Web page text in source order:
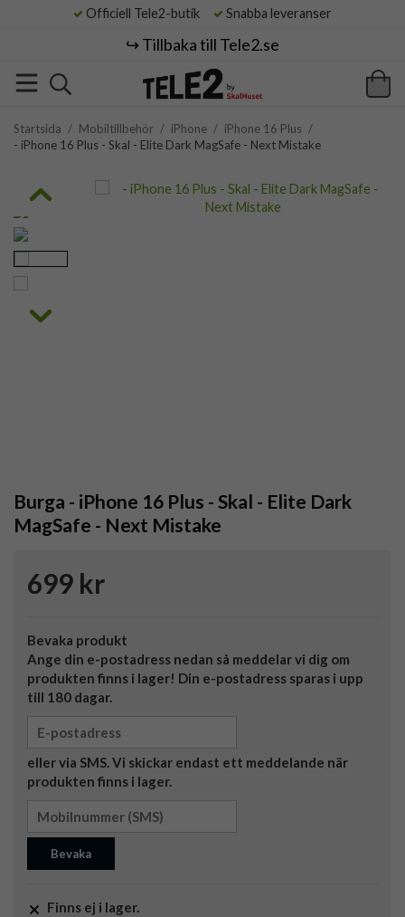
Officiell Tele2-butik Snabba leveranser
↪️ Tillbaka till Tele2.se
Startsida / Mobiltillbehör / iPhone / iPhone 16 Plus /
- iPhone 16 Plus - Skal - Elite Dark MagSafe - Next Mistake
Burga - iPhone 16 Plus - Skal - Elite Dark
MagSafe - Next Mistake
699 kr
Bevaka produkt
Ange din e-postadress nedan så meddelar vi dig om
produkten finns i lager! Din e-postadress sparas i upp
till 180 dagar.
eller via SMS. Vi skickar endast ett meddelande när
produkten finns i lager.
Bevaka
Finns ej i lager.